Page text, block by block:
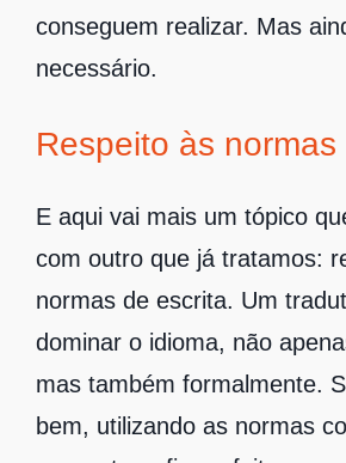
conseguem realizar. Mas
necessário.
Respeito às normas
E aqui vai mais um tópico
com outro que já tratamos:
normas de escrita. Um
dominar o idioma, não
mas também formalmente.
bem, utilizando as normas